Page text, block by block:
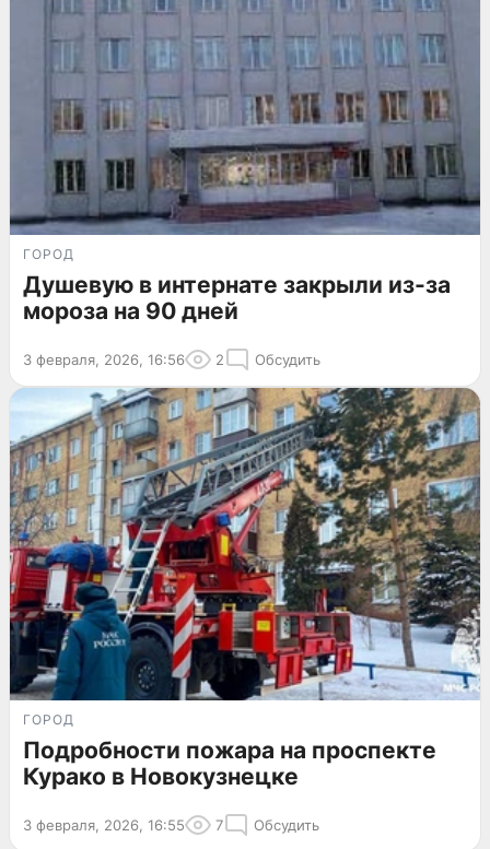
ГОРОД
Душевую в интернате закрыли из-за
мороза на 90 дней
3 февраля, 2026, 16:56 2 Обсудить
ГОРОД
Подробности пожара на проспекте
Курако в Новокузнецке
3 февраля, 2026, 16:55 7 Обсудить